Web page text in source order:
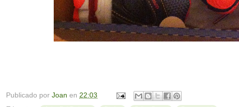
Publicado por Joan en 22:03